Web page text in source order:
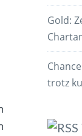
Gold:
trotz